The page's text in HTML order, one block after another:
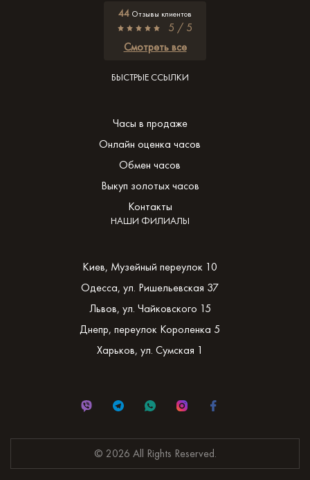
44 Отзывы клиентов
5 / 5
Смотреть все
БЫСТРЫЕ ССЫЛКИ
Часы в продаже
Онлайн оценка часов
Обмен часов
Выкуп золотых часов
Контакты
НАШИ ФИЛИАЛЫ
Киев, Музейный переулок 10
Одесса, ул. Ришельевская 37
Львов, ул. Чайковского 15
Днепр, переулок Короленка 5
Харьков, ул. Сумская 1
© 2026 All Rights Reserved.